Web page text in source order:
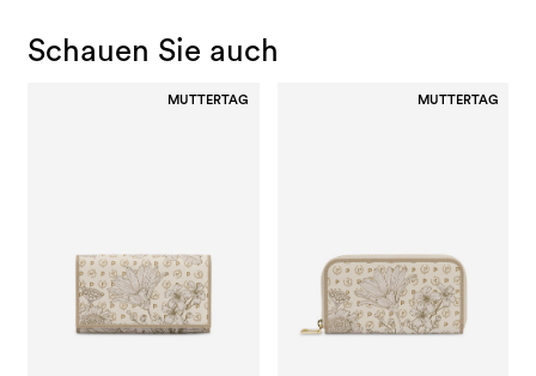
Schauen Sie auch
MUTTERTAG MUTTERTAG